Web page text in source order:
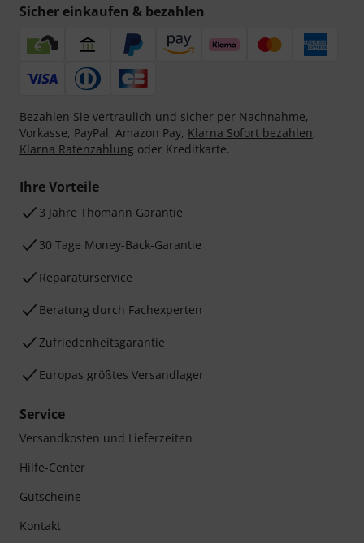
Sicher einkaufen & bezahlen
Bezahlen Sie vertraulich und sicher per Nachnahme,
Vorkasse, PayPal, Amazon Pay, Klarna Sofort bezahlen,
Klarna Ratenzahlung oder Kreditkarte.
Ihre Vorteile
3 Jahre Thomann Garantie
30 Tage Money-Back-Garantie
Reparaturservice
Beratung durch Fachexperten
Zufriedenheitsgarantie
Europas größtes Versandlager
Service
Versandkosten und Lieferzeiten
Hilfe-Center
Gutscheine
Kontakt